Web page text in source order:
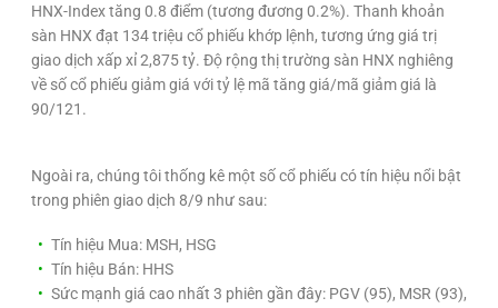
HNX-Index tăng 0.8 điểm (tương đương 0.2%). Thanh khoản
sàn HNX đạt 134 triệu cổ phiếu khớp lệnh, tương ứng giá trị
giao dịch xấp xỉ 2,875 tỷ. Độ rộng thị trường sàn HNX nghiêng
về số cổ phiếu giảm giá với tỷ lệ mã tăng giá/mã giảm giá là
90/121.
Ngoài ra, chúng tôi thống kê một số cổ phiếu có tín hiệu nổi bật
trong phiên giao dịch 8/9 như sau:
Tín hiệu Mua: MSH, HSG
Tín hiệu Bán: HHS
Sức mạnh giá cao nhất 3 phiên gần đây: PGV (95), MSR (93),